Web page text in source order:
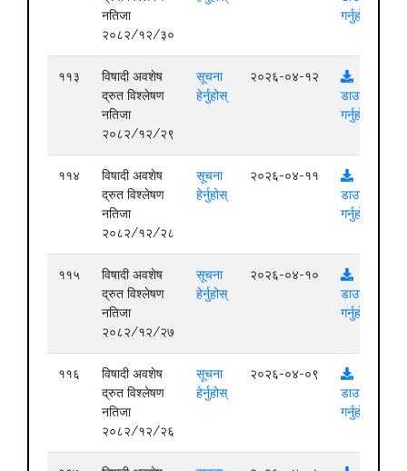
नतिजा
२०८२/१२/३०
गर्नुहोस्
११३
विषादी अवशेष
द्रुत विश्लेषण
नतिजा
२०८२/१२/२९
सूचना
हेर्नुहोस्
२०२६-०४-१२
डाउनलोड
गर्नुहोस्
११४
विषादी अवशेष
द्रुत विश्लेषण
नतिजा
२०८२/१२/२८
सूचना
हेर्नुहोस्
२०२६-०४-११
डाउनलोड
गर्नुहोस्
११५
विषादी अवशेष
द्रुत विश्लेषण
नतिजा
२०८२/१२/२७
सूचना
हेर्नुहोस्
२०२६-०४-१०
डाउनलोड
गर्नुहोस्
११६
विषादी अवशेष
द्रुत विश्लेषण
नतिजा
२०८२/१२/२६
सूचना
हेर्नुहोस्
२०२६-०४-०९
डाउनलोड
गर्नुहोस्